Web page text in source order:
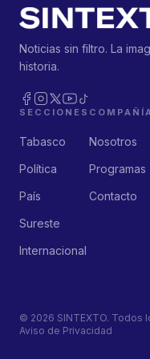
Noticias sin filtro. La
historia.
SECCIONES
Tabasco
Política
País
Sureste
Internacional
COMPAÑÍA
Nosotros
Programas
Contacto
© 2026 SINTEXTO. Todos
Aviso de Privacidad